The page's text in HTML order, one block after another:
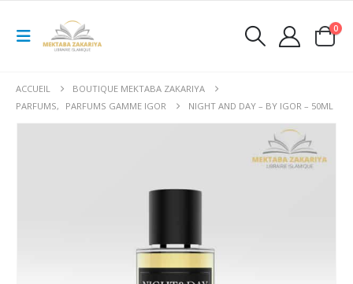
0
ACCUEIL
BOUTIQUE MEKTABA ZAKARIYA
PARFUMS, PARFUMS GAMME IGOR NIGHT AND DAY – BY IGOR – 50ML